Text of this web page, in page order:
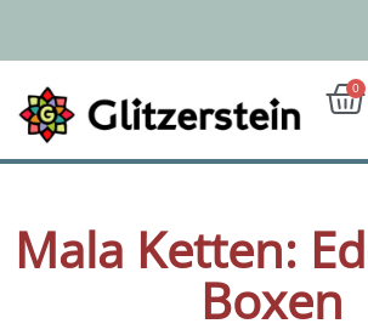
springen
0
Mala Ketten:
Boxen